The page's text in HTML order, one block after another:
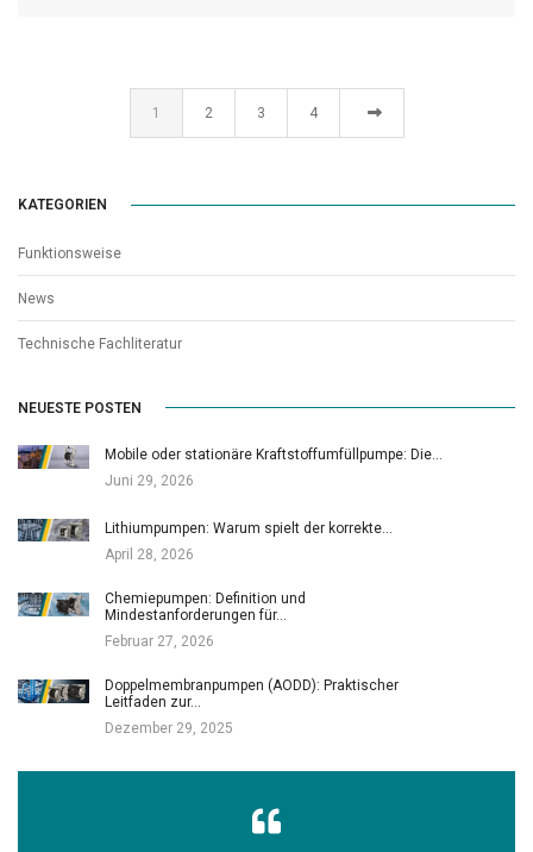
1 2 3 4
KATEGORIEN
Funktionsweise
News
Technische Fachliteratur
NEUESTE POSTEN
Mobile oder stationäre Kraftstoffumfüllpumpe: Die…
Juni 29, 2026
Lithiumpumpen: Warum spielt der korrekte…
April 28, 2026
Chemiepumpen: Definition und
Mindestanforderungen für…
Februar 27, 2026
Doppelmembranpumpen (AODD): Praktischer
Leitfaden zur…
Dezember 29, 2025